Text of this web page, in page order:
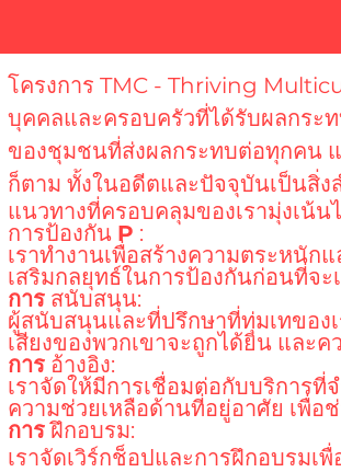
โครงการ TMC - Thriving
บุคคลและครอบครัวที่ได้รับผลกระ
ของชุมชนที่ส่งผลกระทบต่อทุกคน
ก็ตาม ทั้งในอดีตและปัจจุบันเป็นสิ่ง
แนวทางที่ครอบคลุมของเรามุ่งเน้น
การป้องกัน P :
เราทำงานเพื่อสร้างความตระหนั
เสริมกลยุทธ์ในการป้องกันก่อนที่จะ
การ สนับสนุน:
ผู้สนับสนุนและที่ปรึกษาที่ทุ่มเทของ
เสียงของพวกเขาจะถูกได้ยิน และ
การ อ้างอิง:
เราจัดให้มีการเชื่อมต่อกับบริการ
ความช่วยเหลือด้านที่อยู่อาศัย เพื่อ
การฝึกอบรม:
เราจัดเวิร์กช็อปและการฝึกอบรม